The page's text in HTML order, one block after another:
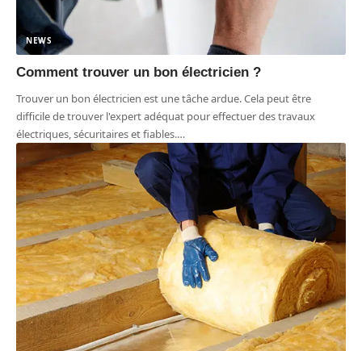
NEWS
Comment trouver un bon électricien ?
Trouver un bon électricien est une tâche ardue. Cela peut être
difficile de trouver l'expert adéquat pour effectuer des travaux
électriques, sécuritaires et fiables.…